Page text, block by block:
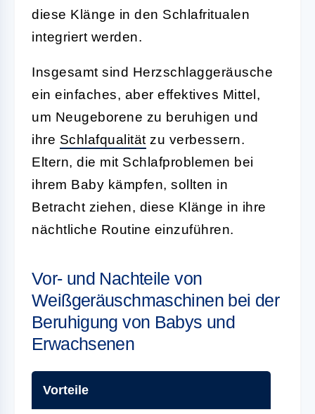
diese Klänge in den Schlafritualen
integriert werden.
Insgesamt sind Herzschlaggeräusche
ein einfaches, aber effektives Mittel,
um Neugeborene zu beruhigen und
ihre Schlafqualität zu verbessern.
Eltern, die mit Schlafproblemen bei
ihrem Baby kämpfen, sollten in
Betracht ziehen, diese Klänge in ihre
nächtliche Routine einzuführen.
Vor- und Nachteile von
Weißgeräuschmaschinen bei der
Beruhigung von Babys und
Erwachsenen
Vorteile